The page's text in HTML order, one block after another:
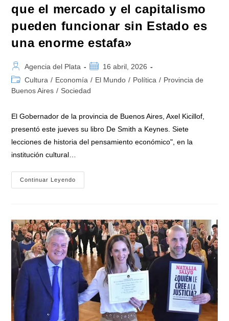
que el mercado y el capitalismo
pueden funcionar sin Estado es
una enorme estafa»
Autor
de
la
Agencia del Plata
Publicación
de
la
16 abril, 2026
Categoría
de
Cultura / Economía / El Mundo / Política / Provincia de
Buenos Aires / Sociedad
El Gobernador de la provincia de Buenos Aires, Axel Kicillof,
presentó este jueves su libro De Smith a Keynes. Siete
lecciones de historia del pensamiento económico", en la
institución cultural…
Continuar Leyendo
En
Que
El
Mercado
Y
El
Capitalismo
Pueden
Funcionar
Sin
Estado
Es
Una
Enorme
Estafa»